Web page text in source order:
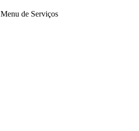
Menu de Serviços